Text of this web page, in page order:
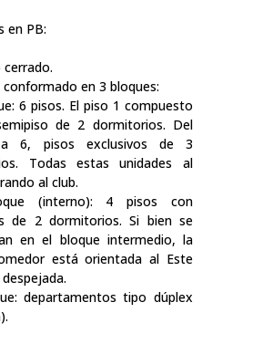
en PB:
cerrado.
en 3 bloques:
6 pisos. El piso 1 compuesto
de 2 dormitorios. Del
6, pisos exclusivos de 3
Todas estas unidades al
al club.
(interno): 4 pisos con
de 2 dormitorios. Si bien se
en el bloque intermedio, la
está orientada al Este
departamentos tipo dúplex